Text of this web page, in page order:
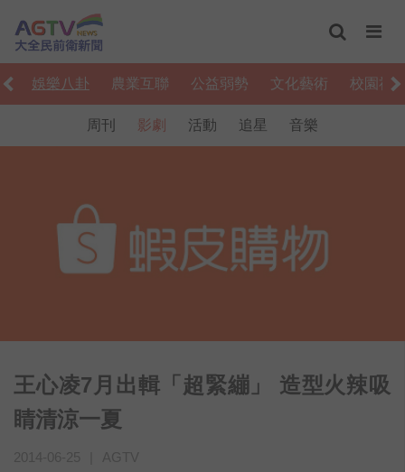
娛樂八卦 農業互聯 公益弱勢 文化藝術 校園社
周刊 影劇 活動 追星 音樂
王心凌7月出輯「超緊繃」 造型火辣吸
睛清涼一夏